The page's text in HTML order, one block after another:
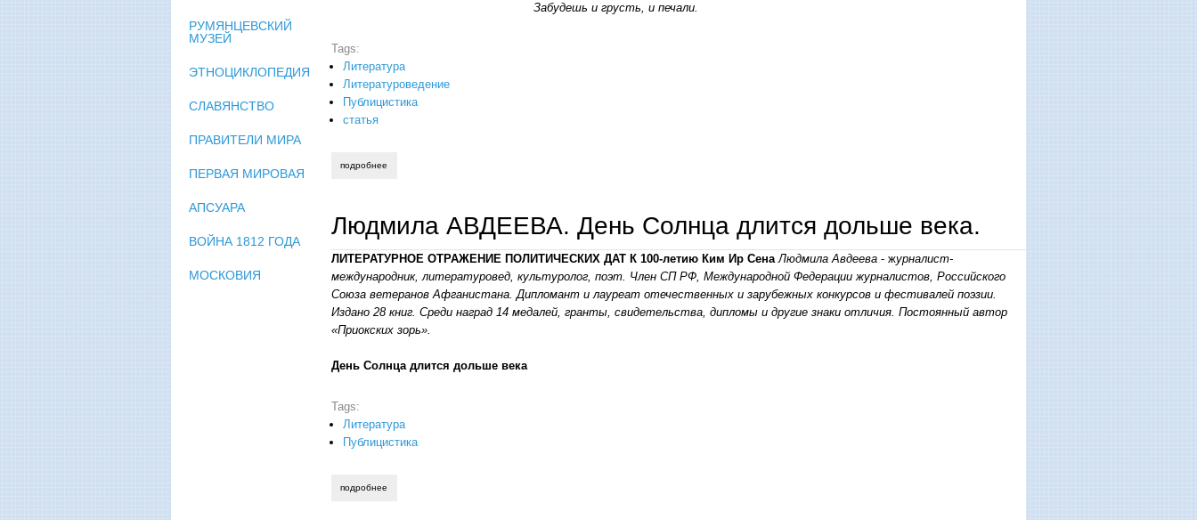
Забудешь и грусть, и печали.
Tags:
Литература
Литературоведение
Публицистика
статья
подробнее
Людмила АВДЕЕВА. День Солнца длится дольше века.
ЛИТЕРАТУРНОЕ ОТРАЖЕНИЕ ПОЛИТИЧЕСКИХ ДАТ К 100-летию Ким Ир Сена Людмила Авдеева - журналист-
международник, литературовед, культуролог, поэт. Член СП РФ, Международной Федерации журналистов, Российского
Союза ветеранов Афганистана. Дипломант и лауреат отечественных и зарубежных конкурсов и фестивалей поэзии.
Издано 28 книг. Среди наград 14 медалей, гранты, свидетельства, дипломы и другие знаки отличия. Постоянный автор
«Приокских зорь».
День Солнца длится дольше века
Tags:
Литература
Публицистика
подробнее
РУМЯНЦЕВСКИЙ
МУЗЕЙ
ЭТНОЦИКЛОПЕДИЯ
СЛАВЯНСТВО
ПРАВИТЕЛИ МИРА
ПЕРВАЯ МИРОВАЯ
АПСУАРА
ВОЙНА 1812 ГОДА
МОСКОВИЯ